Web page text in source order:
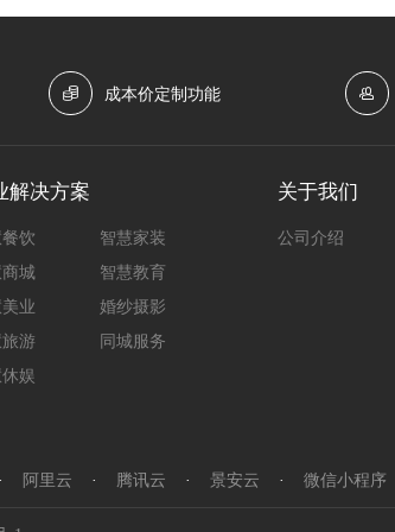
成本价定制功能
解决方案
饮
智慧家装
城
智慧教育
业
婚纱摄影
游
同城服务
娱
关于我们
公司介绍
· 阿里云 · 腾讯云 · 景安云 · 微信小程序